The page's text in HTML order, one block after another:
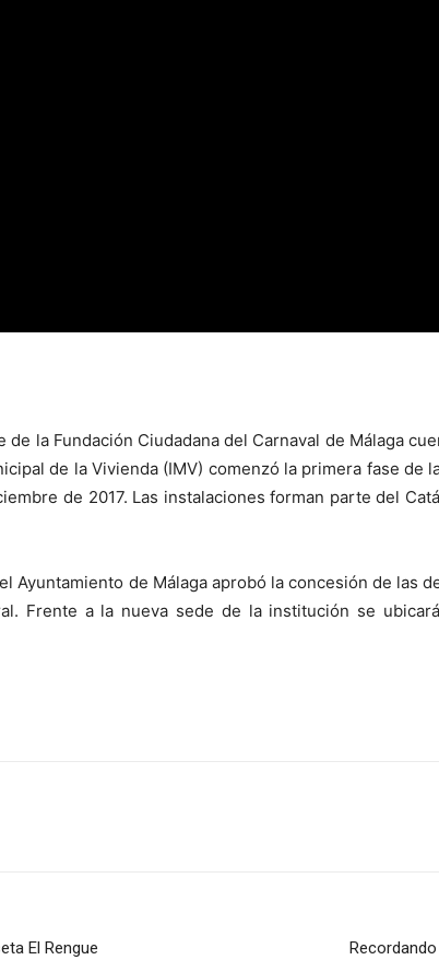
la Fundación Ciudadana del Carnaval de Málaga
de la Vivienda (IMV) comenzó la primera fase de
de 2017. Las instalaciones forman parte del
Ayuntamiento de Málaga aprobó la concesión de las
Frente a la nueva sede de la institución se
El Rengue